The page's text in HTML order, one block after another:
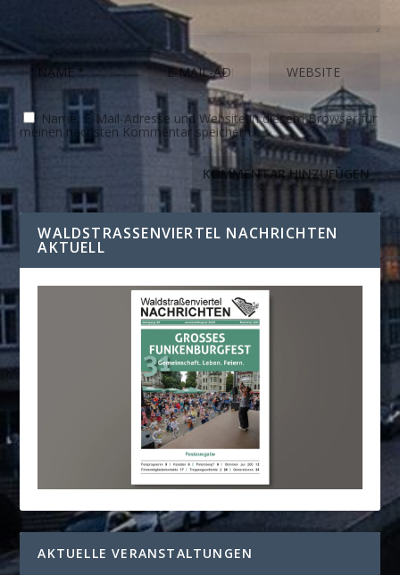
Name, E-Mail-Adresse und Website in diesem Browser für
meinen nächsten Kommentar speichern.
WALDSTRASSENVIERTEL NACHRICHTEN A
KTUELL
AKTUELLE VERANSTALTUNGEN